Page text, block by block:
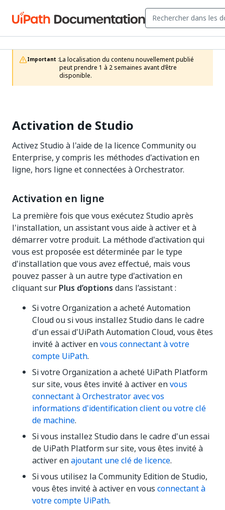
Important :La localisation du contenu nouvellement publié
peut prendre 1 à 2 semaines avant d’être
disponible.
Activation de Studio
Activez Studio à l'aide de la licence Community ou
Enterprise, y compris les méthodes d'activation en
ligne, hors ligne et connectées à Orchestrator.
Activation en ligne
La première fois que vous exécutez Studio après
l'installation, un assistant vous aide à activer et à
démarrer votre produit. La méthode d'activation qui
vous est proposée est déterminée par le type
d'installation que vous avez effectué, mais vous
pouvez passer à un autre type d'activation en
cliquant sur Plus d’options dans l’assistant :
Si votre Organization a acheté Automation
Cloud ou si vous installez Studio dans le cadre
d'un essai d'UiPath Automation Cloud, vous êtes
invité à activer envous connectant à votre
compte UiPath.
Si votre Organization a acheté UiPath Platform
sur site, vous êtes invité à activer envous
connectant à Orchestrator avec vos
informations d'identification client ou votre clé
de machine.
Si vous installez Studio dans le cadre d'un essai
de UiPath Platform sur site, vous êtes invité à
activer enajoutant une clé de licence.
Si vous utilisez la Community Edition de Studio,
vous êtes invité à activer en vous connectant à
votre compte UiPath.